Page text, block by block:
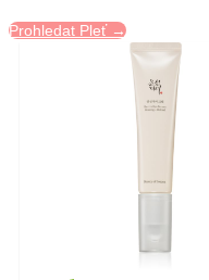
Prohledat Pleť →